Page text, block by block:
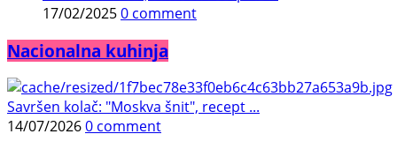
17/02/20250 comment
Nacionalna kuhinja
Savršen kolač: "Moskva šnit", recept ...
14/07/20260 comment